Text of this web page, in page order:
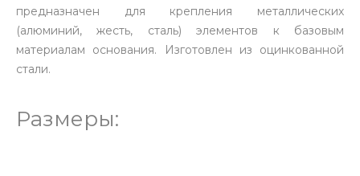
предназначен для крепления металлических
(алюминий, жесть, сталь) элементов к базовым
материалам основания. Изготовлен из оцинкованной
стали.
Размеры: